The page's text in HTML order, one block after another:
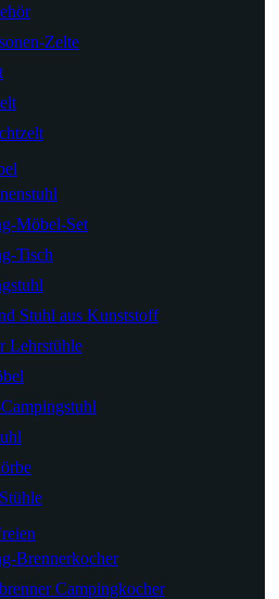
Zelte
Möbel-Set
Tisch
Stuhl aus Kunststoff
Lehrstühle
Brennerkocher
Campingkocher